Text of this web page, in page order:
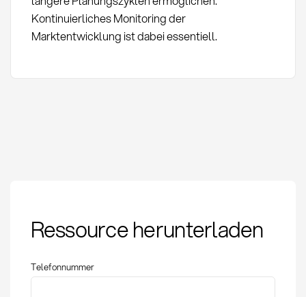
Kontinuierliches Monitoring der
Marktentwicklung ist dabei essentiell.
Definition, Methoden
und Anwendung im
Ressource herunterladen
Telefonnummer